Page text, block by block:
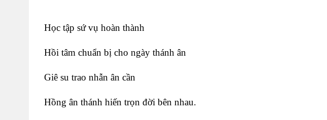
Học tập sứ vụ hoàn thành
Hồi tâm chuẩn bị cho ngày thánh ân
Giê su trao nhẫn ân cần
Hồng ân thánh hiến trọn đời bên nhau.